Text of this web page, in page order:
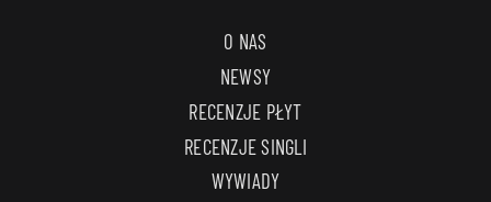
O NAS
NEWSY
RECENZJE PŁYT
RECENZJE SINGLI
WYWIADY